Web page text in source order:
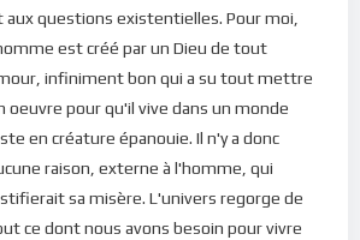
. Ne réagis pas immédiatement face
ou aux situations, mais laisse la place à
afin que ce soit lui qui agisse à
Les paroles et les actes précipités ne
pas de m’exprimer; c’est une
de vivre sans moi. Je veux occuper
de ton existence et embellir tes
tes paroles et ton comportement.
aux questions existentielles. Pour moi,
est créé par un Dieu de tout
infiniment bon qui a su tout mettre
oeuvre pour qu'il vive dans un monde
en créature épanouie. Il n'y a donc
raison, externe à l'homme, qui
sa misère. L'univers regorge de
ce dont nous avons besoin pour vivre